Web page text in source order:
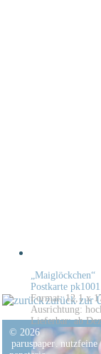
„Maiglöckchen“
Postkarte pk1001
Format: 12,1 x
Ausrichtung:
Lieferbar: ab
zurück zur
© 2026
paruspaper. nutzfeine